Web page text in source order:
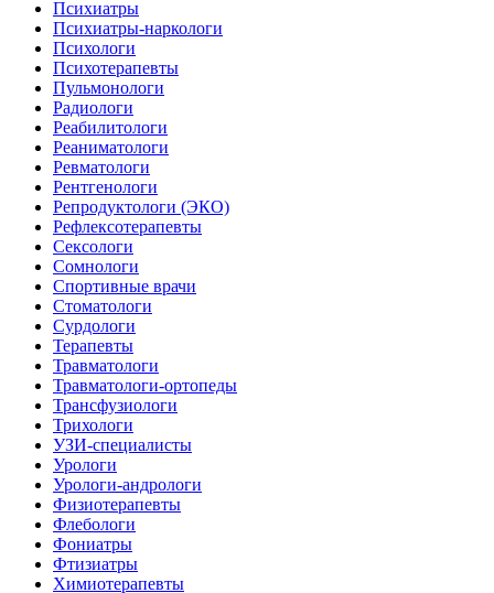
Психиатры
Психиатры-наркологи
Психологи
Психотерапевты
Пульмонологи
Радиологи
Реабилитологи
Реаниматологи
Ревматологи
Рентгенологи
Репродуктологи (ЭКО)
Рефлексотерапевты
Сексологи
Сомнологи
Спортивные врачи
Стоматологи
Сурдологи
Терапевты
Травматологи
Травматологи-ортопеды
Трансфузиологи
Трихологи
УЗИ-специалисты
Урологи
Урологи-андрологи
Физиотерапевты
Флебологи
Фониатры
Фтизиатры
Химиотерапевты